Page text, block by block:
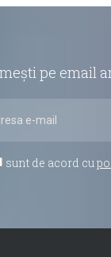
pe email
sunt de acord cu